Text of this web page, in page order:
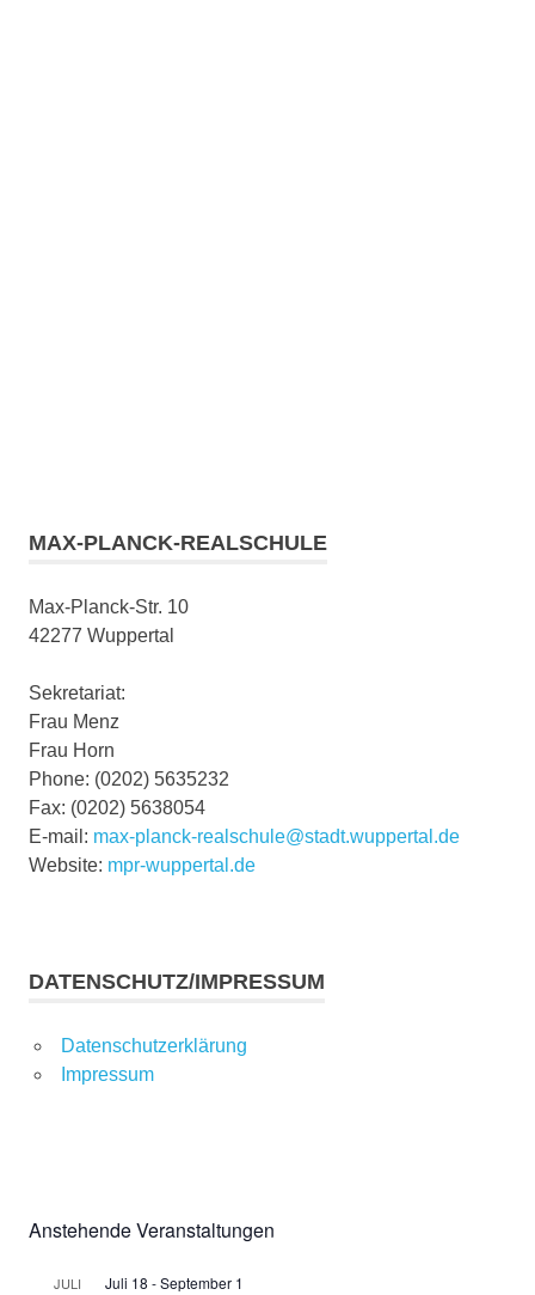
MAX-PLANCK-REALSCHULE
Max-Planck-Str. 10
42277 Wuppertal
Sekretariat:
Frau Menz
Frau Horn
Phone: (0202) 5635232
Fax: (0202) 5638054
E-mail: max-planck-realschule@stadt.wuppertal.de
Website: mpr-wuppertal.de
DATENSCHUTZ/IMPRESSUM
Datenschutzerklärung
Impressum
Anstehende Veranstaltungen
JULI Juli 18 -September 1